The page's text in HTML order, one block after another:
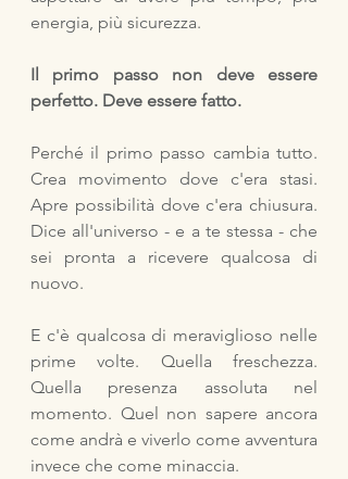
energia, più sicurezza.
Il primo passo non deve essere
perfetto. Deve essere fatto.
Perché il primo passo cambia tutto.
Crea movimento dove c'era stasi.
Apre possibilità dove c'era chiusura.
Dice all'universo - e a te stessa - che
sei pronta a ricevere qualcosa di
nuovo.
E c'è qualcosa di meraviglioso nelle
prime volte. Quella freschezza.
Quella presenza assoluta nel
momento. Quel non sapere ancora
come andrà e viverlo come avventura
invece che come minaccia.